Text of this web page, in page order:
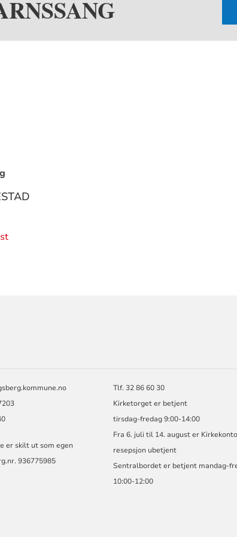
er skilt ut som egen
936775985
Tlf. 32 86 60 30
Kirketorget er betjent
tirsdag-fredag 9:00-14:00
Fra 6. juli til 14. august er
resepsjon ubetjent
Sentralbordet er betjent mandag-
10:00-12:00